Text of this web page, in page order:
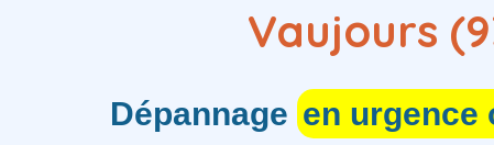
Vaujours
Dépannage en urgence